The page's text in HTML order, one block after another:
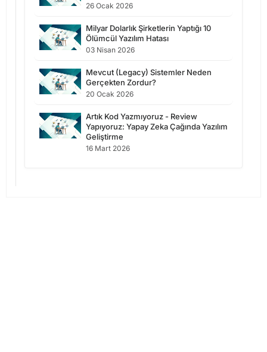
26 Ocak 2026
Milyar Dolarlık Şirketlerin Yaptığı 10
Ölümcül Yazılım Hatası
03 Nisan 2026
Mevcut (Legacy) Sistemler Neden
Gerçekten Zordur?
20 Ocak 2026
Artık Kod Yazmıyoruz - Review
Yapıyoruz: Yapay Zeka Çağında Yazılım
Geliştirme
16 Mart 2026